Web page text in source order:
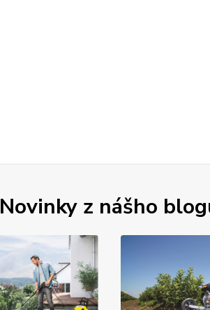
Novinky z nášho